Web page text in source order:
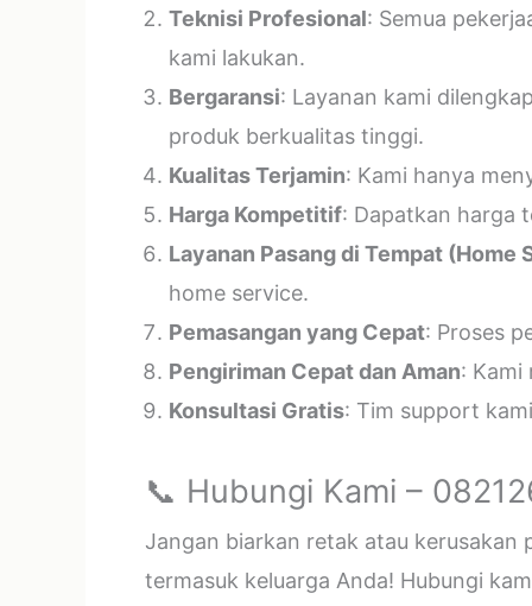
Teknisi Profesional: Semua
kami lakukan.
Bergaransi: Layanan kami
produk berkualitas tinggi.
Kualitas Terjamin: Kami hanya
Harga Kompetitif: Dapatkan harga
Layanan Pasang di Tempat (Home
home service.
Pemasangan yang Cepat: Proses
Pengiriman Cepat dan Aman: Kami
Konsultasi Gratis: Tim support
📞 Hubungi Kami –
Jangan biarkan retak atau kerusakan
termasuk keluarga Anda! Hubungi